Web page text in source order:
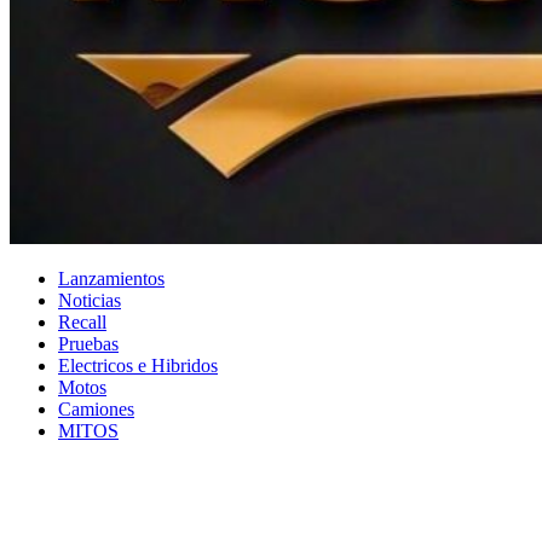
Lanzamientos
Noticias
Recall
Pruebas
Electricos e Hibridos
Motos
Camiones
MITOS